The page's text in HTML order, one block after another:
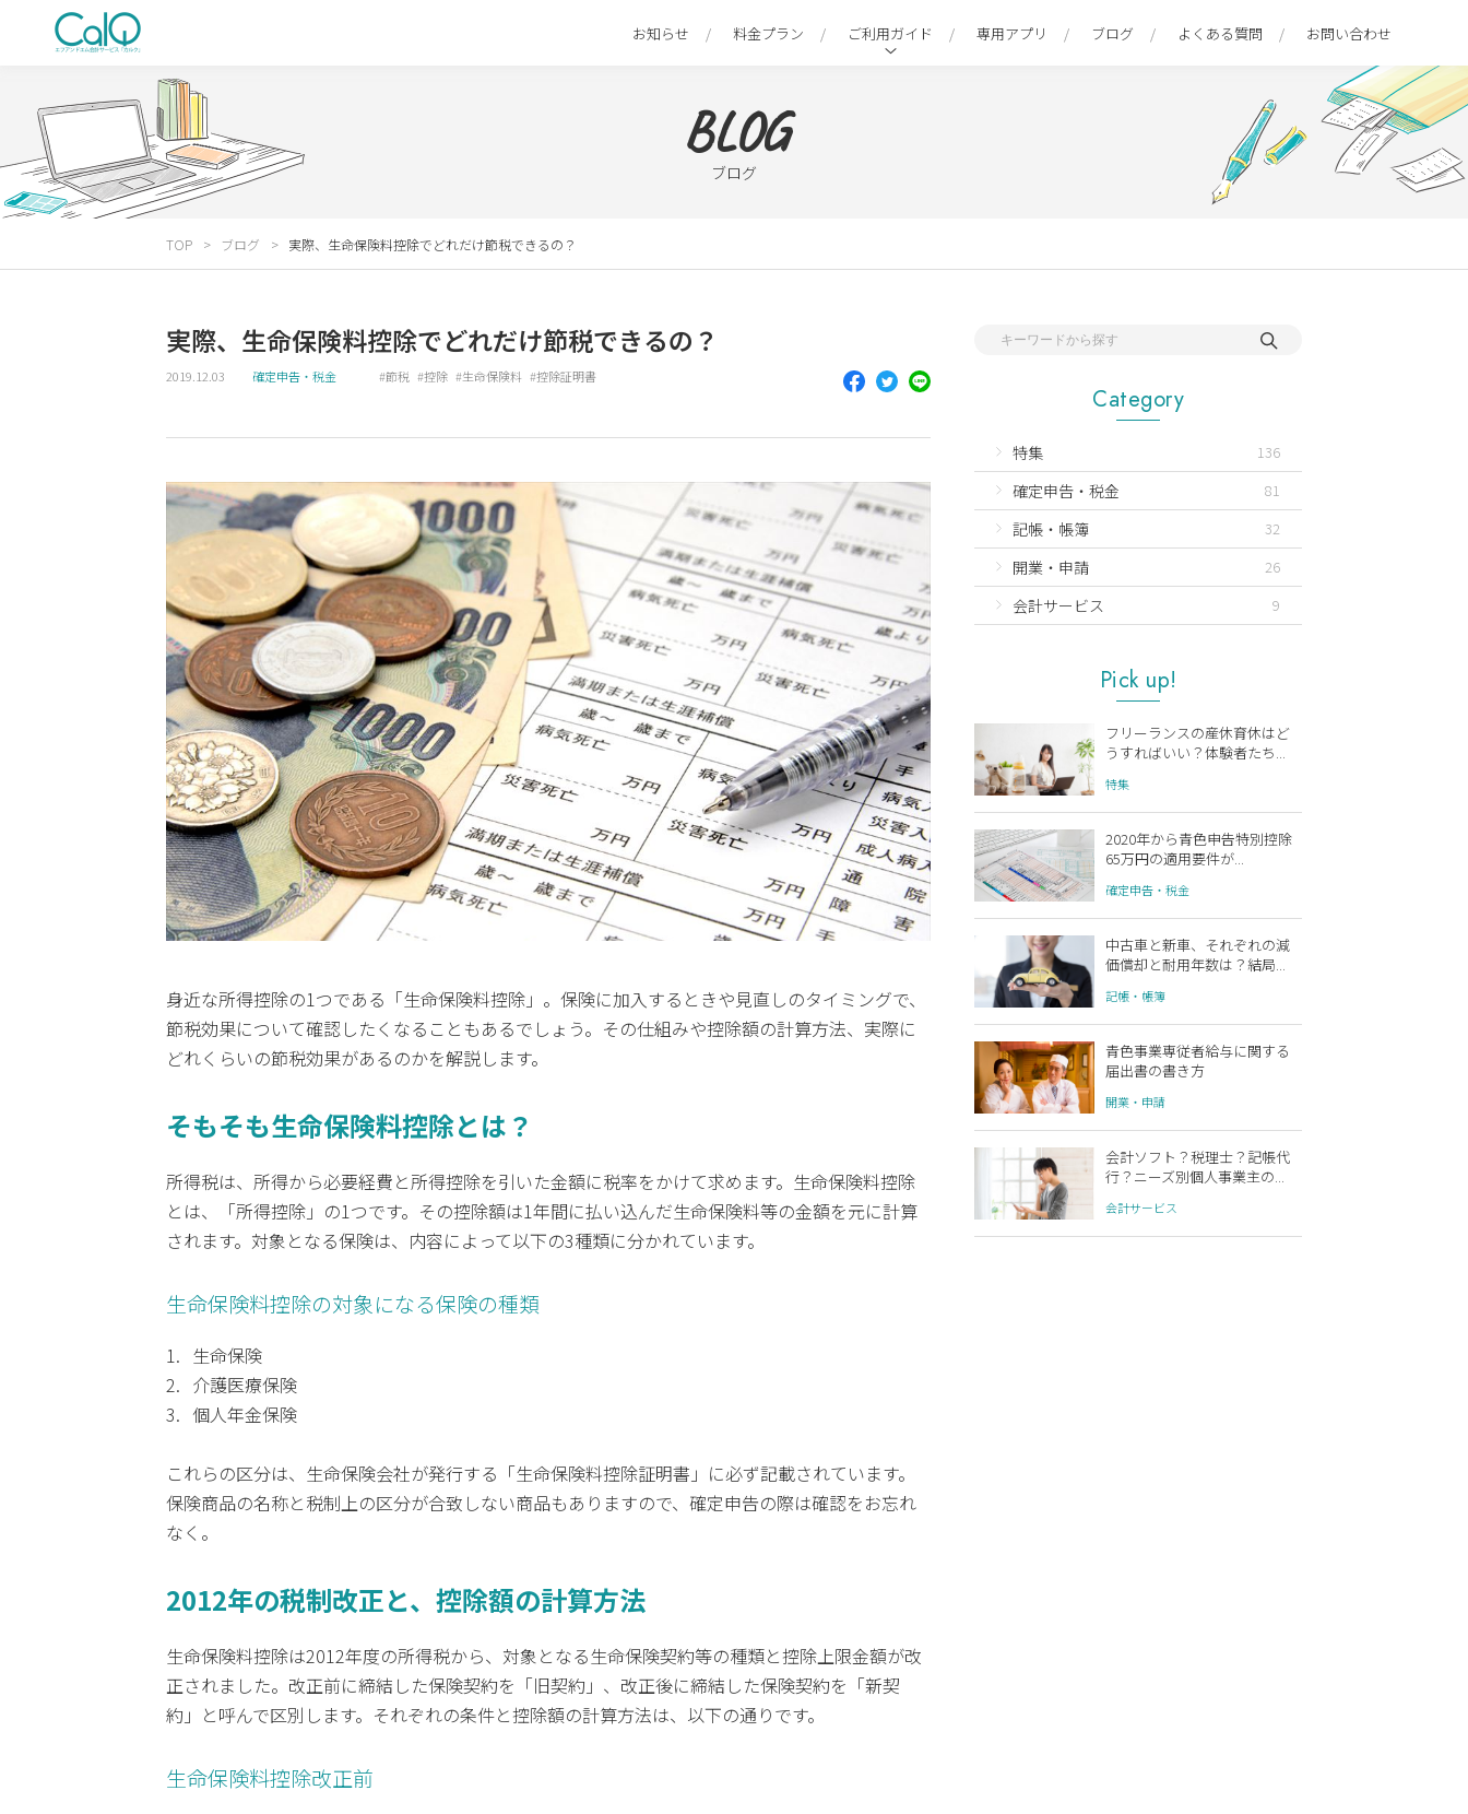
お知らせ 料金プラン ご利用ガイド 専用アプリ ブログ よくある質問 お問い合わせ
BLOG
ブログ
TOP ブログ 実際、生命保険料控除でどれだけ節税できるの？
実際、生命保険料控除でどれだけ節税できるの？
2019.12.03 確定申告・税金 節税 控除 生命保険料 控除証明書
身近な所得控除の1つである「生命保険料控除」。保険に加入するときや見直しのタイミングで、
節税効果について確認したくなることもあるでしょう。その仕組みや控除額の計算方法、実際に
どれくらいの節税効果があるのかを解説します。
そもそも生命保険料控除とは？
所得税は、所得から必要経費と所得控除を引いた金額に税率をかけて求めます。生命保険料控除
とは、「所得控除」の1つです。その控除額は1年間に払い込んだ生命保険料等の金額を元に計算
されます。対象となる保険は、内容によって以下の3種類に分かれています。
生命保険料控除の対象になる保険の種類
生命保険
介護医療保険
個人年金保険
これらの区分は、生命保険会社が発行する「生命保険料控除証明書」に必ず記載されています。
保険商品の名称と税制上の区分が合致しない商品もありますので、確定申告の際は確認をお忘れ
なく。
2012年の税制改正と、控除額の計算方法
生命保険料控除は2012年度の所得税から、対象となる生命保険契約等の種類と控除上限金額が改
正されました。改正前に締結した保険契約を「旧契約」、改正後に締結した保険契約を「新契
約」と呼んで区別します。それぞれの条件と控除額の計算方法は、以下の通りです。
生命保険料控除改正前
Category
特集 136
確定申告・税金 81
記帳・帳簿 32
開業・申請 26
会計サービス 9
Pick up!
フリーランスの産休育休はど
うすればいい？体験者たち...
特集
2020年から青色申告特別控除
65万円の適用要件が...
確定申告・税金
中古車と新車、それぞれの減
価償却と耐用年数は？結局...
記帳・帳簿
青色事業専従者給与に関する
届出書の書き方
開業・申請
会計ソフト？税理士？記帳代
行？ニーズ別個人事業主の...
会計サービス